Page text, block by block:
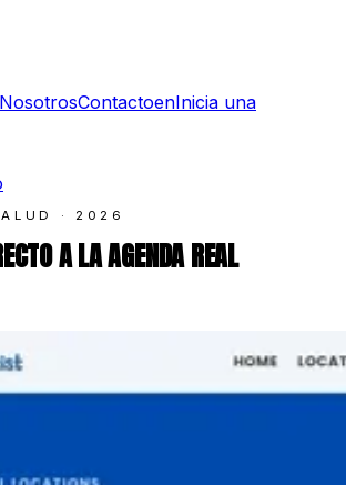
NosotrosContactoenInicia una
· 2026
A LA AGENDA REAL